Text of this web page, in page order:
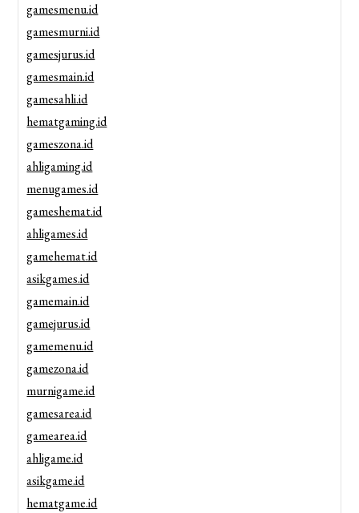
gamesmenu.id
gamesmurni.id
gamesjurus.id
gamesmain.id
gamesahli.id
hematgaming.id
gameszona.id
ahligaming.id
menugames.id
gameshemat.id
ahligames.id
gamehemat.id
asikgames.id
gamemain.id
gamejurus.id
gamemenu.id
gamezona.id
murnigame.id
gamesarea.id
gamearea.id
ahligame.id
asikgame.id
hematgame.id